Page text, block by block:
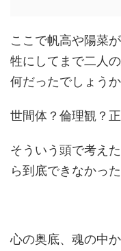
ここで帆高や陽菜
牲にしてまで二人
何だったでしょうか
世間体？倫理観？
そういう頭で考え
ら到底できなかった
心の奥底、魂の中